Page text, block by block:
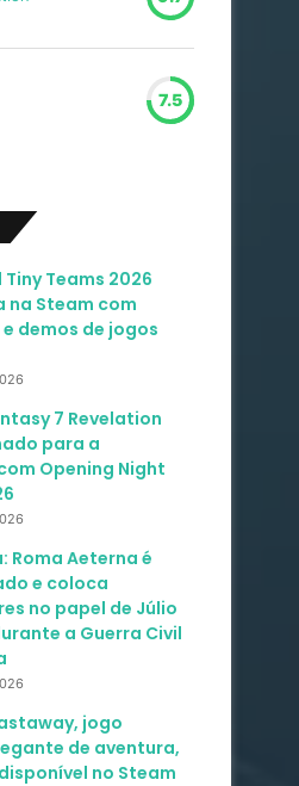
7.5
Teams 2026
na Steam com
demos de jogos
7 Revelation
para a
Opening Night
Roma Aeterna é
e coloca
no papel de Júlio
a Guerra Civil
jogo
de aventura,
no Steam